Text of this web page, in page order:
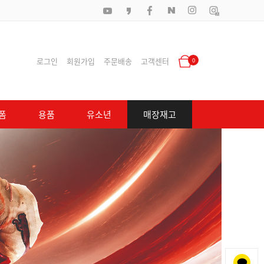
로그인 회원가입 주문배송 고객센터 0
용품 유소년 매장재고